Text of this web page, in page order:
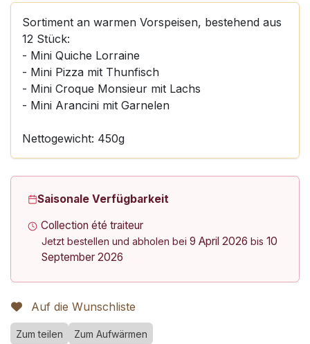
Sortiment an warmen Vorspeisen, bestehend aus
12 Stück:
- Mini Quiche Lorraine
- Mini Pizza mit Thunfisch
- Mini Croque Monsieur mit Lachs
- Mini Arancini mit Garnelen
Nettogewicht: 450g
Saisonale Verfügbarkeit
Collection été traiteur
Jetzt bestellen und abholen bei 9 April 2026 bis 10
September 2026
Auf die Wunschliste
Zum teilen Zum Aufwärmen